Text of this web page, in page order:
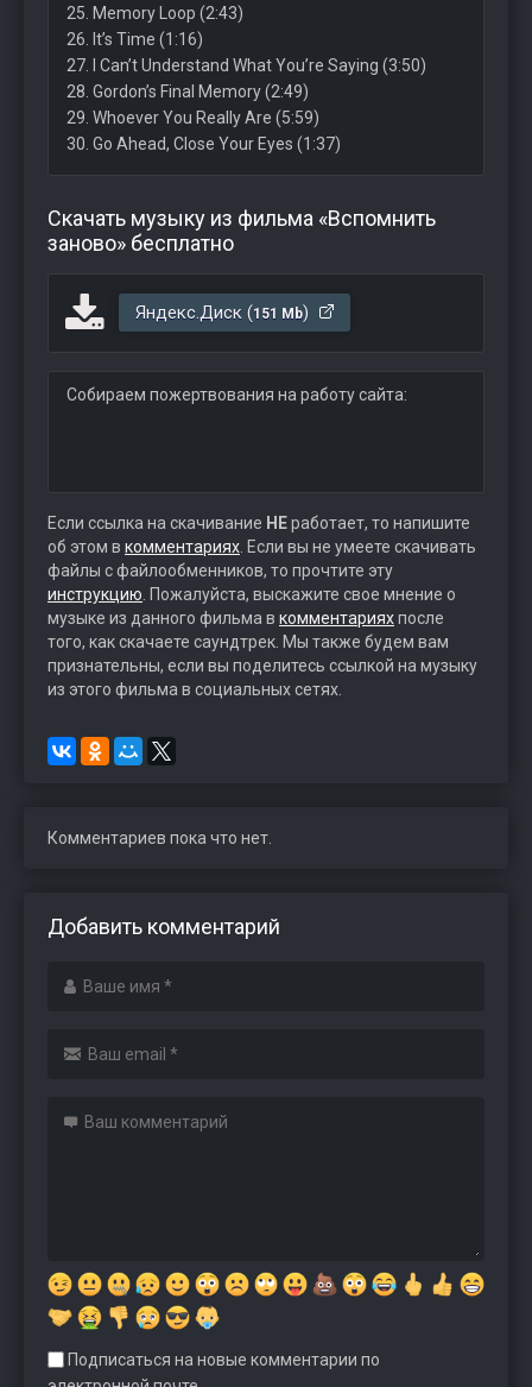
25. Memory Loop (2:43)
26. It’s Time (1:16)
27. I Can’t Understand What You’re Saying (3:50)
28. Gordon’s Final Memory (2:49)
29. Whoever You Really Are (5:59)
30. Go Ahead, Close Your Eyes (1:37)
Скачать музыку из фильма «Вспомнить
заново» бесплатно
Яндекс.Диск (151 Mb)
Собираем пожертвования на работу сайта:
Если ссылка на скачивание НЕработает, то напишите
об этом в комментариях . Если вы не умеете скачивать
файлы с файлообменников, то прочтите эту
инструкцию . Пожалуйста, выскажите свое мнение о
музыке из данного фильма в комментарияхпосле
того, как скачаете саундтрек. Мы также будем вам
признательны, если вы поделитесь ссылкой на музыку
из этого фильма в социальных сетях.
Комментариев пока что нет.
Добавить комментарий
Подписаться на новые комментарии по